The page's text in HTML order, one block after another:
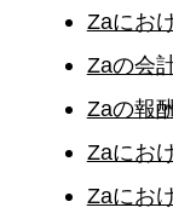
Zaにお
Zaの会
Zaの報
Zaにお
Zaにお